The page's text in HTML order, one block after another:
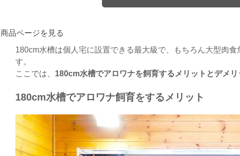
商品ページを見る
180cm水槽は個人宅に設置できる最大級で、もちろん大型肉
す。
ここでは、 180cm水槽でアロワナを飼育するメリットとデメ
180cm水槽でアロワナ飼育をするメリット